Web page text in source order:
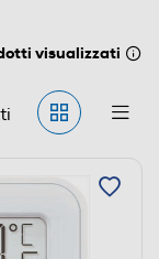
visualizzati